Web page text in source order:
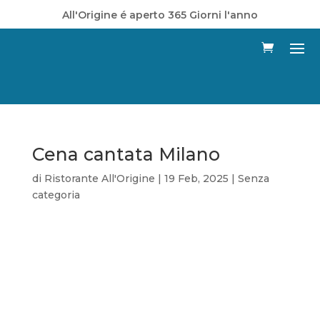
All'Origine é aperto 365 Giorni l'anno
Cena cantata Milano
di Ristorante All'Origine | 19 Feb, 2025 | Senza
categoria